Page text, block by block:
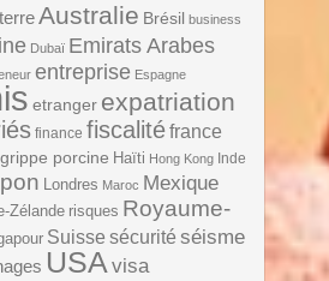
Australie Brésil business
Dubaï Emirats Arabes
entreprise Espagne
etranger expatriation
finance fiscalitéfrance
grippe porcine Haïti Hong Kong Inde
Londres Maroc Mexique
Zélande risques Royaume-
Suisse sécurité séisme
USA visa